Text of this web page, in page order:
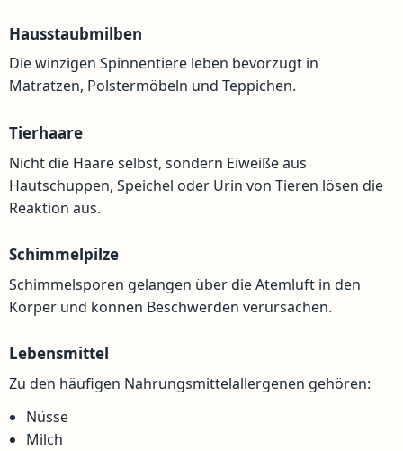
Hausstaubmilben
Die winzigen Spinnentiere leben bevorzugt in
Matratzen, Polstermöbeln und Teppichen.
Tierhaare
Nicht die Haare selbst, sondern Eiweiße aus
Hautschuppen, Speichel oder Urin von Tieren lösen die
Reaktion aus.
Schimmelpilze
Schimmelsporen gelangen über die Atemluft in den
Körper und können Beschwerden verursachen.
Lebensmittel
Zu den häufigen Nahrungsmittelallergenen gehören:
Nüsse
Milch